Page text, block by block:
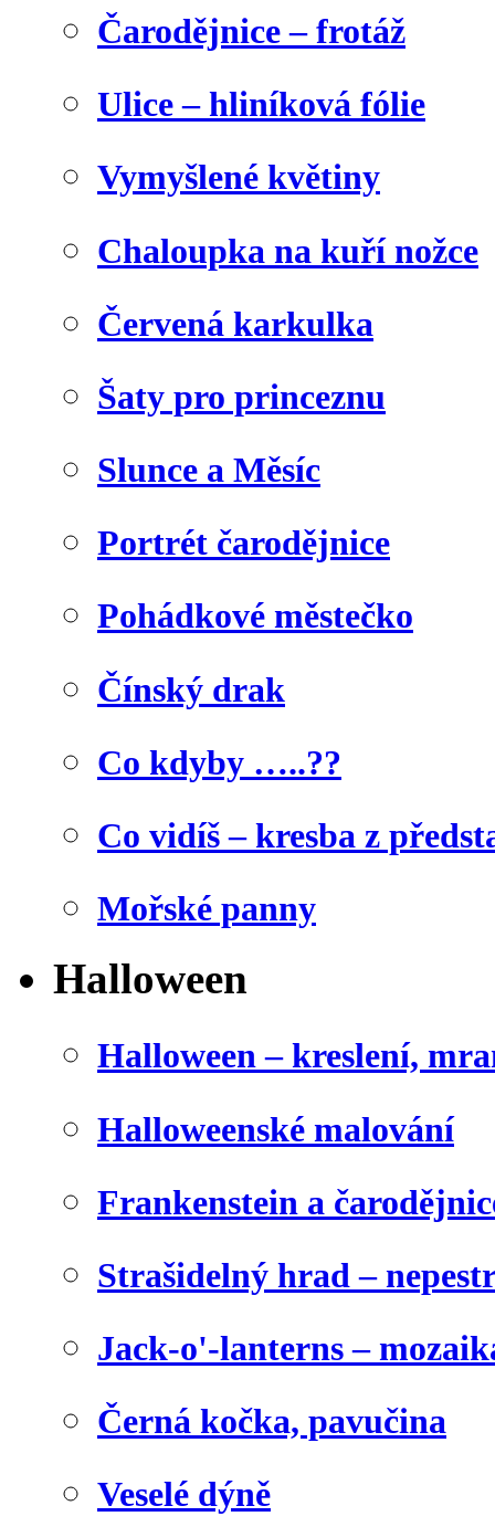
Čarodějnice – frotáž
Ulice – hliníková fólie
Vymyšlené květiny
Chaloupka na kuří nožce
Červená karkulka
Šaty pro princeznu
Slunce a Měsíc
Portrét čarodějnice
Pohádkové městečko
Čínský drak
Co kdyby …..??
Co vidíš – kresba z
Mořské panny
Halloween
Halloween – kreslení,
Halloweenské malování
Frankenstein a
Strašidelný hrad –
Jack-o'-lanterns –
Černá kočka, pavučina
Veselé dýně